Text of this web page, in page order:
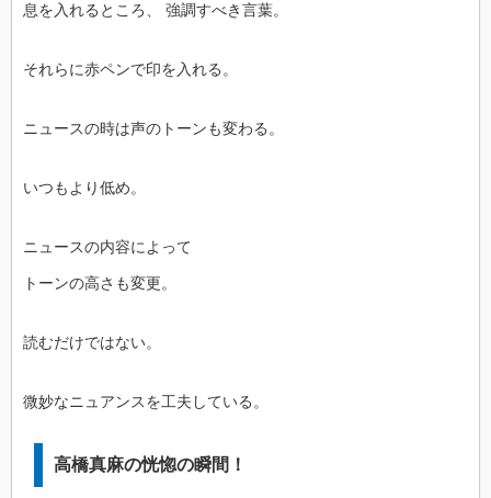
息を入れるところ、 強調すべき言葉。
それらに赤ペンで印を入れる。
ニュースの時は声のトーンも変わる。
いつもより低め。
ニュースの内容によって
トーンの高さも変更。
読むだけではない。
微妙なニュアンスを工夫している。
高橋真麻の恍惚の瞬間！